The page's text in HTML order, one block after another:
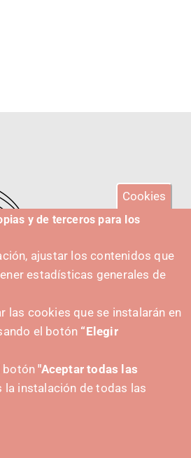
Cookies
y de terceros para los
ajustar los contenidos que
estadísticas generales de
las cookies que se instalarán en
el botón “Elegir
botón"Aceptar todas las
la instalación de todas las